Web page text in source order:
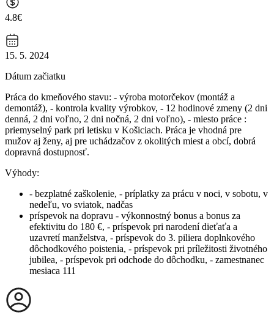
4.8€
15. 5. 2024
Dátum začiatku
Práca do kmeňového stavu: - výroba motorčekov (montáž a
demontáž), - kontrola kvality výrobkov, - 12 hodinové zmeny (2 dni
denná, 2 dni voľno, 2 dni nočná, 2 dni voľno), - miesto práce :
priemyselný park pri letisku v Košiciach. Práca je vhodná pre
mužov aj ženy, aj pre uchádzačov z okolitých miest a obcí, dobrá
dopravná dostupnosť.
Výhody:
- bezplatné zaškolenie, - príplatky za prácu v noci, v sobotu, v
nedeľu, vo sviatok, nadčas
príspevok na dopravu - výkonnostný bonus a bonus za
efektivitu do 180 €, - príspevok pri narodení dieťaťa a
uzavretí manželstva, - príspevok do 3. piliera doplnkového
dôchodkového poistenia, - príspevok pri príležitosti životného
jubilea, - príspevok pri odchode do dôchodku, - zamestnanec
mesiaca 111